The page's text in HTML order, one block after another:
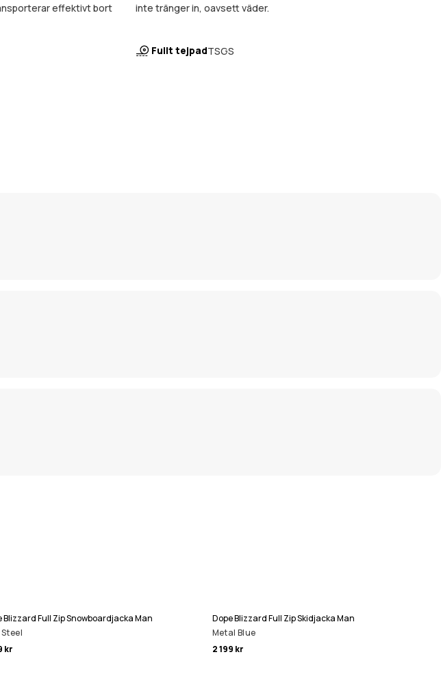
effektivt bort
inte tränger in, oavsett väder.
Fullt tejpadTSGS
Blizzard Full Zip Snowboardjacka Man
kr
Dope Blizzard Full Zip Skidjacka Man
Metal Blue
2 199 kr